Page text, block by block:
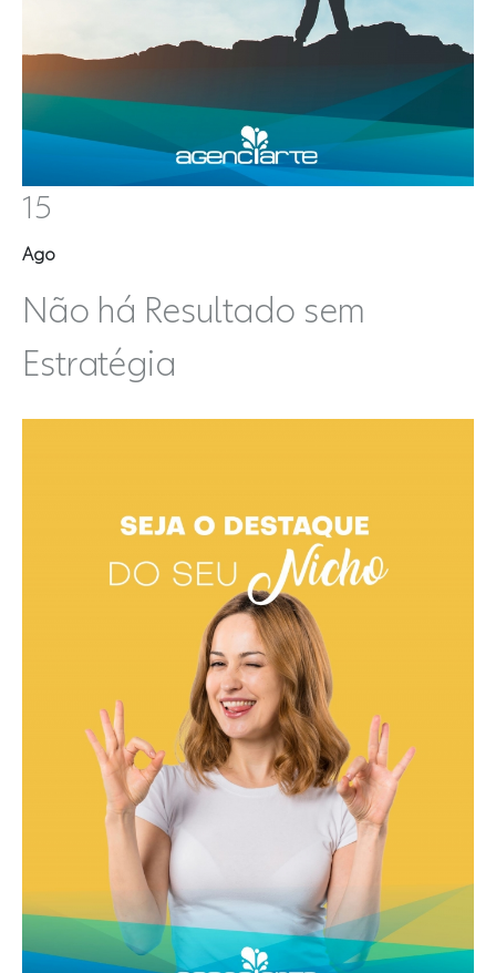
15
Ago
Não há Resultado sem
Estratégia